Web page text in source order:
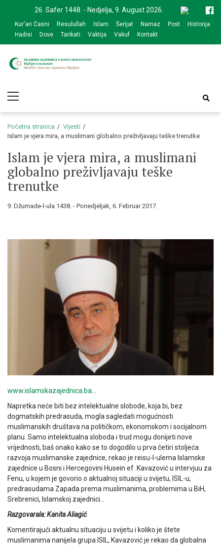
navigation
content
26. Safer 1448. - Nedjelja, 9. August 2026.
Kur'an Časni Resulullah Islam Šerijat Namaz Post
Historija
Hadisi
Dove Tarikati Vaktija Vakuf Kontakt
zajednice Bijeljina
Menu
Početna stranica
Vijesti
Islam je vjera mira, a muslimani globalno preživljavaju teške trenutke
Islam je vjera mira, a muslimani
globalno preživljavaju teške
trenutke
9. Džumade-l-ula 1438. - Ponedjeljak, 6. Februar 2017.
www.islamskazajednica.ba…
Napretka neće biti bez intelektualne slobode, koja bi, bez
dogmatskih predrasuda, mogla sagledati mogućnosti
muslimanskih društava na političkom, ekonomskom i socijalnom
planu. Samo intelektualna sloboda i trud mogu donijeti nove
vrijednosti, baš onako kako se to dogodilo u prva četiri stoljeća
razvoja muslimanske zajednice, rekao je reisu-l-ulema Islamske
zajednice u Bosni i Hercegovini Husein ef. Kavazović u intervjuu za
Fenu, u kojem je govorio o aktualnoj situaciji u svijetu, ISIL-u,
predrasudama Zapada prema muslimanima, problemima u BiH,
Srebrenici, Islamskoj zajednici…
Razgovarala: Kanita Aliagić
Komentirajući aktualnu situaciju u svijetu i koliko je štete
muslimanima nanijela grupa ISIL, Kavazović je rekao da globalna